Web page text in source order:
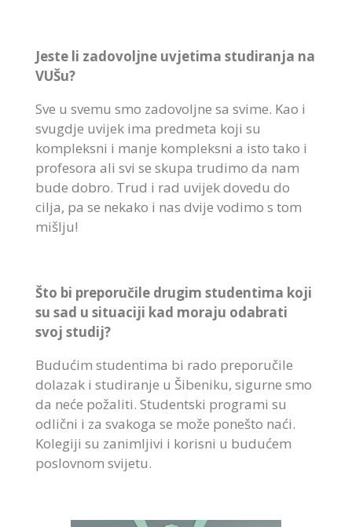
Jeste li zadovoljne uvjetima studiranja na
VUŠu?
Sve u svemu smo zadovoljne sa svime. Kao i
svugdje uvijek ima predmeta koji su
kompleksni i manje kompleksni a isto tako i
profesora ali svi se skupa trudimo da nam
bude dobro. Trud i rad uvijek dovedu do
cilja, pa se nekako i nas dvije vodimo s tom
mišlju!
Što bi preporučile drugim studentima koji
su sad u situaciji kad moraju odabrati
svoj studij?
Budućim studentima bi rado preporučile
dolazak i studiranje u Šibeniku, sigurne smo
da neće požaliti. Studentski programi su
odlični i za svakoga se može ponešto naći.
Kolegiji su zanimljivi i korisni u budućem
poslovnom svijetu.